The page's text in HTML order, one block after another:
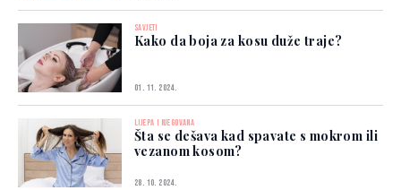
SAVJETI
Kako da boja za kosu duže traje?
01. 11. 2024.
LIJEPA I NJEGOVANA
Šta se dešava kad spavate s mokrom ili
vezanom kosom?
28. 10. 2024.